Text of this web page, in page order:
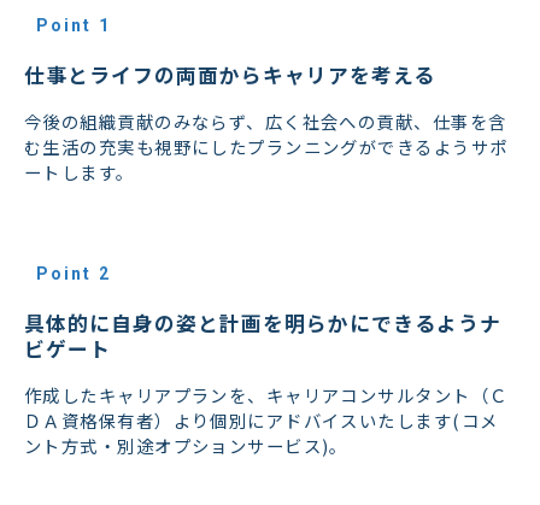
Point 1
仕事とライフの両面からキャリアを考える
今後の組織貢献のみならず、広く社会への貢献、仕事を含
む生活の充実も視野にしたプランニングができるようサポ
ートします。
Point 2
具体的に自身の姿と計画を明らかにできるようナ
ビゲート
作成したキャリアプランを、キャリアコンサルタント（Ｃ
ＤＡ資格保有者）より個別にアドバイスいたします(コメ
ント方式・別途オプションサービス)。